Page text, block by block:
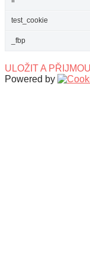
test_cookie
_fbp
ULOŽIT A
Powered by